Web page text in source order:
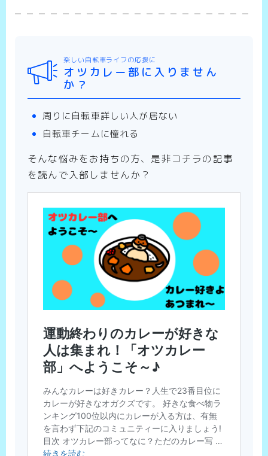
楽しい自転車ライフの応援に
オツカレー部に入りません
か？
周りに自転車詳しい人が居ない
自転車チームに憧れる
そんな悩みをお持ちの方、是非コチラの記事
を読んで入部しませんか？